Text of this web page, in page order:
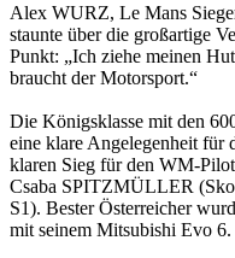
Alex WURZ, Le Mans
staunte über die großartige
Punkt: „Ich ziehe meinen
braucht der Motorsport.“
Die Königsklasse mit den
eine klare Angelegenheit für
klaren Sieg für den WM-
Csaba SPITZMÜLLER
S1). Bester Österreicher
mit seinem Mitsubishi Evo 6.